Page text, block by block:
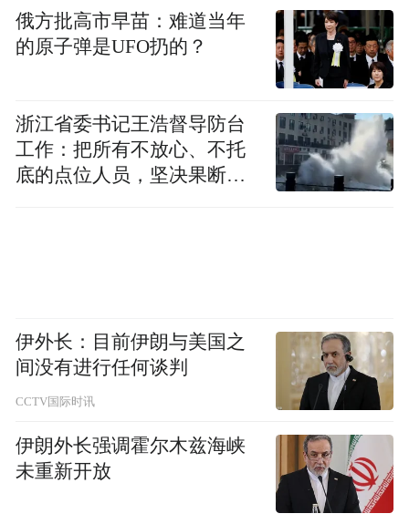
pictures and audios if any) is uploaded and posted
by the user of Dafeng Hao, which is a social media
platform and merely provides information storage
俄方批高市早苗：难道当年
的原子弹是UFO扔的？
浙江省委书记王浩督导防台
工作：把所有不放心、不托
底的点位人员，坚决果断转
伊外长：目前伊朗与美国之
间没有进行任何谈判
CCTV国际时讯
伊朗外长强调霍尔木兹海峡
未重新开放